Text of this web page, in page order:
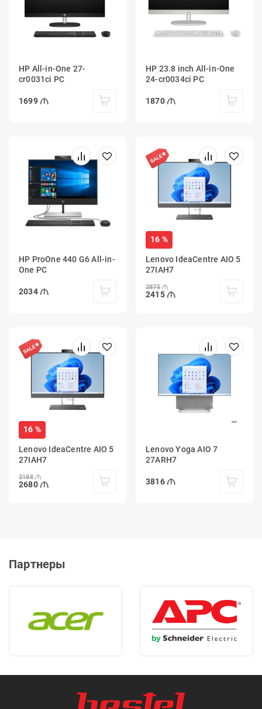
HP All-in-One 27-
cr0031ci PC
1699
HP 23.8 inch All-in-One
24-cr0034ci PC
1870
HP ProOne 440 G6 All-in-
One PC
2034
16 %
Lenovo IdeaCentre AIO 5
27IAH7
2875
2415
16 %
Lenovo IdeaCentre AIO 5
27IAH7
3188
2680
Lenovo Yoga AIO 7
27ARH7
3816
Партнеры